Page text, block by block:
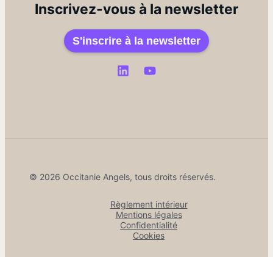
Inscrivez-vous à la newsletter
S'inscrire à la newsletter
© 2026 Occitanie Angels, tous droits réservés.
Règlement intérieur
Mentions légales
Confidentialité
Cookies